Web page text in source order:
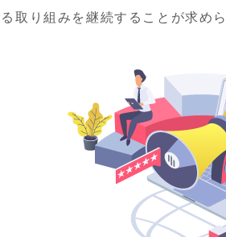
取り組みを継続することが求めら